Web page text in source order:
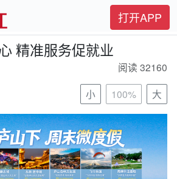
打开APP
精准服务促就业
阅读 32160
小
100% 大